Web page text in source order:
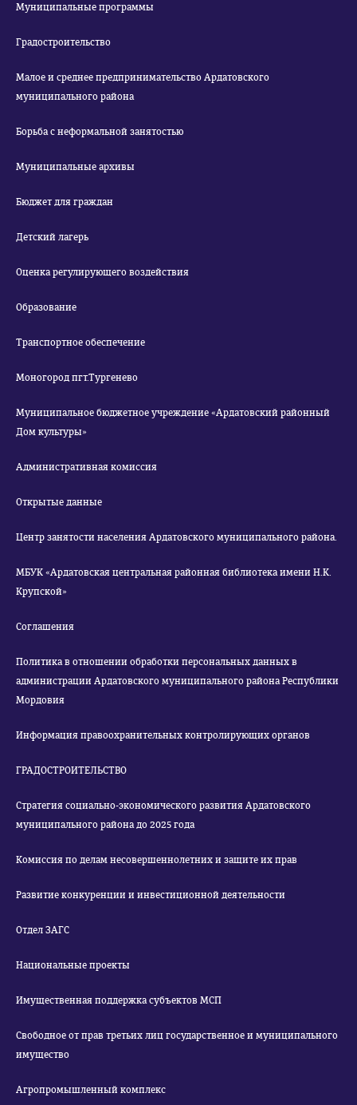
Муниципальные программы
Градостроительство
Малое и среднее предпринимательство Ардатовского
муниципального района
Борьба с неформальной занятостью
Муниципальные архивы
Бюджет для граждан
Детский лагерь
Оценка регулирующего воздействия
Образование
Транспортное обеспечение
Моногород пгт.Тургенево
Муниципальное бюджетное учреждение «Ардатовский районный
Дом культуры»
Административная комиссия
Открытые данные
Центр занятости населения Ардатовского муниципального района.
МБУК «Ардатовская центральная районная библиотека имени Н.К.
Крупской»
Соглашения
Политика в отношении обработки персональных данных в
администрации Ардатовского муниципального района Республики
Мордовия
Информация правоохранительных контролирующих органов
ГРАДОСТРОИТЕЛЬСТВО
Стратегия социально-экономического развития Ардатовского
муниципального района до 2025 года
Комиссия по делам несовершеннолетних и защите их прав
Развитие конкуренции и инвестиционной деятельности
Отдел ЗАГС
Национальные проекты
Имущественная поддержка субъектов МСП
Свободное от прав третьих лиц государственное и муниципального
имущество
Агропромышленный комплекс